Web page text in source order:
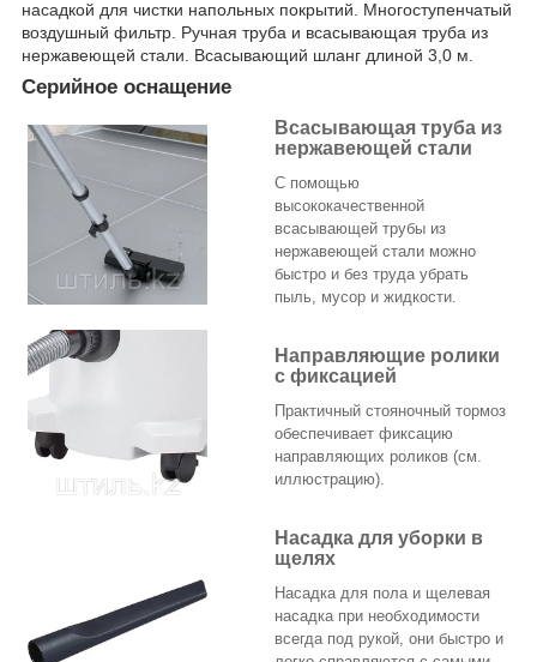
насадкой для чистки напольных покрытий. Многоступенчатый
воздушный фильтр. Ручная труба и всасывающая труба из
нержавеющей стали. Всасывающий шланг длиной 3,0 м.
Серийное оснащение
Всасывающая труба из
нержавеющей стали
С помощью
высококачественной
всасывающей трубы из
нержавеющей стали можно
быстро и без труда убрать
пыль, мусор и жидкости.
Направляющие ролики
с фиксацией
Практичный стояночный тормоз
обеспечивает фиксацию
направляющих роликов (см.
иллюстрацию).
Насадка для уборки в
щелях
Насадка для пола и щелевая
насадка при необходимости
всегда под рукой, они быстро и